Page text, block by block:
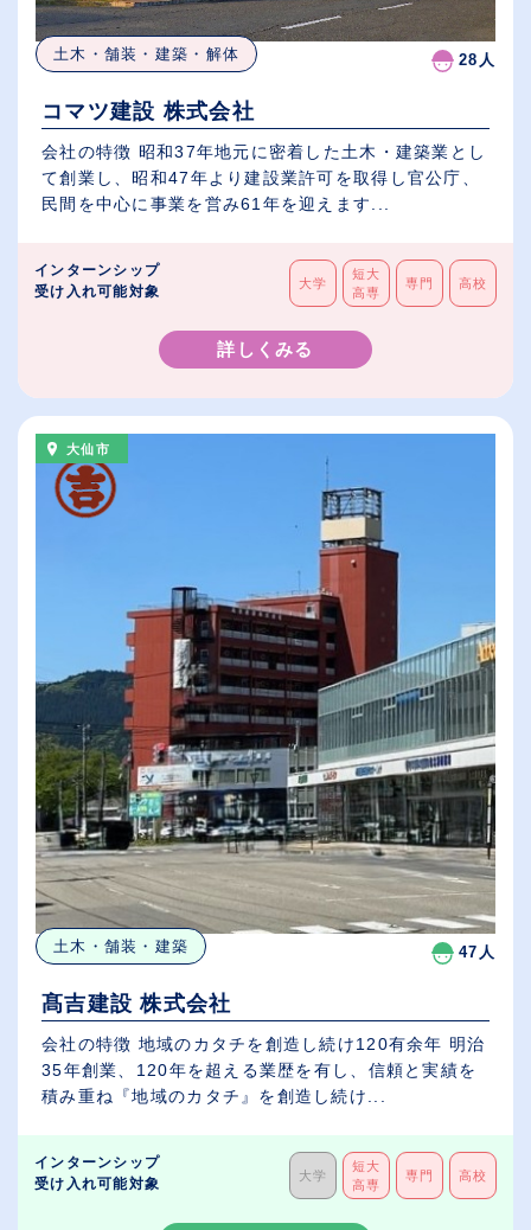
土木・舗装・建築・解体 28人
コマツ建設 株式会社
会社の特徴 昭和37年地元に密着した土木・建築業とし
て創業し、昭和47年より建設業許可を取得し官公庁、
民間を中心に事業を営み61年を迎えます...
インターンシップ
受け入れ可能対象
大学
短大
高専
専門 高校
詳しくみる
大仙市
土木・舗装・建築 47人
髙吉建設 株式会社
会社の特徴 地域のカタチを創造し続け120有余年 明治
35年創業、120年を超える業歴を有し、信頼と実績を
積み重ね『地域のカタチ』を創造し続け...
インターンシップ
受け入れ可能対象
大学
短大
高専
専門 高校